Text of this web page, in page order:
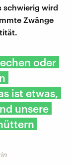
schwierig wird
Zwänge
oder
ist etwas,
unsere